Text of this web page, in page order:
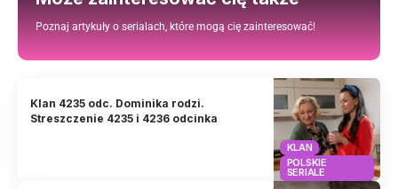
Poznaj artykuły o serialach, które mogą cię zainteresować!
KLAN
POLSKIE
SERIALE
Klan 4235 odc. Dominika rodzi.
Streszczenie 4235 i 4236 odcinka